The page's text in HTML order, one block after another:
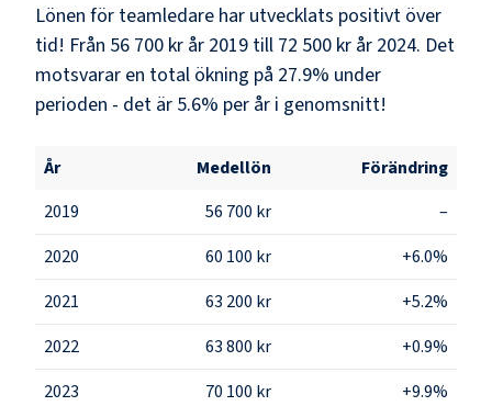
Lönen för teamledare har utvecklats positivt över
tid! Från 56 700 kr år 2019 till 72 500 kr år 2024. Det
motsvarar en total ökning på 27.9% under
perioden - det är 5.6% per år i genomsnitt!
År Medellön
Förändring
2019
56 700 kr
–
2020
60 100 kr
+6.0%
2021
63 200 kr
+5.2%
2022
63 800 kr
+0.9%
2023
70 100 kr
+9.9%